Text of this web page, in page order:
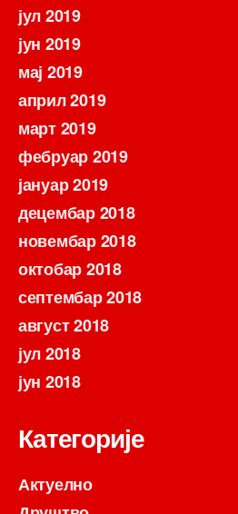
јул 2019
јун 2019
мај 2019
април 2019
март 2019
фебруар 2019
јануар 2019
децембар 2018
новембар 2018
октобар 2018
септембар 2018
август 2018
јул 2018
јун 2018
Категорије
Актуелно